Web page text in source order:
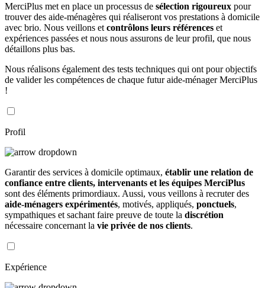
MerciPlus met en place un processus de sélection rigoureux pour
trouver des aide-ménagères qui réaliseront vos prestations à domicile
avec brio. Nous veillons et contrôlons leurs références et
expériences passées et nous nous assurons de leur profil, que nous
détaillons plus bas.
Nous réalisons également des tests techniques qui ont pour objectifs
de valider les compétences de chaque futur aide-ménager MerciPlus
!
Profil
Garantir des services à domicile optimaux, établir une relation de
confiance entre clients, intervenants et les équipes MerciPlus
sont des éléments primordiaux. Aussi, vous veillons à recruter des
aide-ménagers expérimentés, motivés, appliqués, ponctuels,
sympathiques et sachant faire preuve de toute la discrétion
nécessaire concernant la vie privée de nos clients.
Expérience